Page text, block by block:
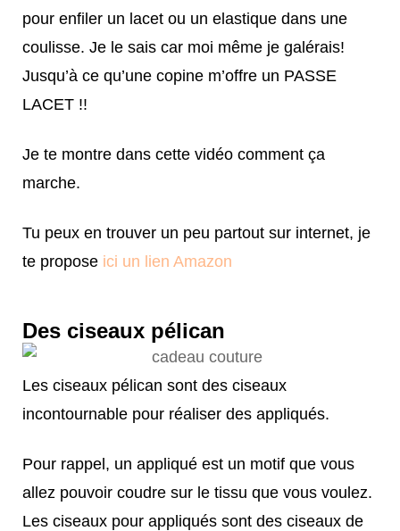
pour enfiler un lacet ou un elastique dans une
coulisse. Je le sais car moi même je galérais!
Jusqu’à ce qu’une copine m’offre un PASSE
LACET !!
Je te montre dans cette vidéo comment ça
marche.
Tu peux en trouver un peu partout sur internet, je
te propose ici un lien Amazon
Des ciseaux pélican
Les ciseaux pélican sont des ciseaux
incontournable pour réaliser des appliqués.
Pour rappel, un appliqué est un motif que vous
allez pouvoir coudre sur le tissu que vous voulez.
Les ciseaux pour appliqués sont des ciseaux de